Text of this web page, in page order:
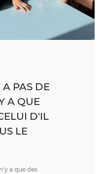
A PAS DE
A QUE
D'IL
LE
a que des